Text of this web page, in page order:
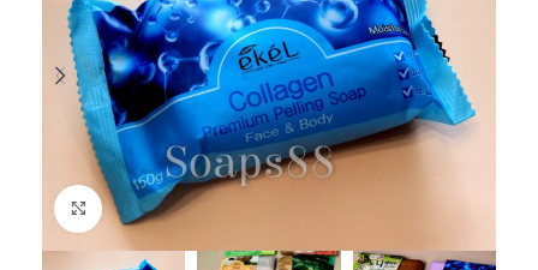
Click to enlarge